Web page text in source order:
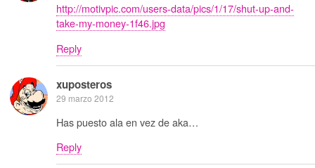
http://motivpic.com/users-data/pics/1/17/shut-up-and-
take-my-money-1f46.jpg
Reply
xuposteros
29 marzo 2012
Has puesto ala en vez de aka…
Reply